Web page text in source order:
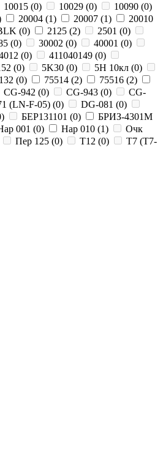
10015 (0) 10029 (0) 10090 (0)
20004 (1) 20007 (1)
20010
(0) 2125 (2) 2501 (0)
(0) 30002 (0) 40001 (0)
(0) 411040149 (0)
(0) 5K30 (0) 5Н 10кл (0)
(0) 75514 (2) 75516 (2)
CG-942 (0) CG-943 (0)
CG-
(LN-F-05) (0) DG-081 (0)
) БЕР131101 (0)
БРИЗ-4301М
001 (0) Нар 010 (1)
Очк
Пер 125 (0) Т12 (0)
Т7 (Т7-